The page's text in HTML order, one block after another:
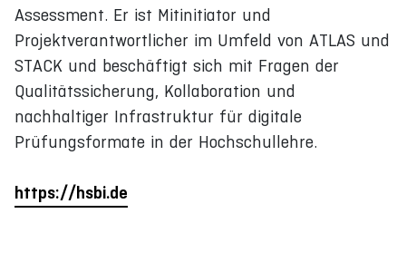
Assessment. Er ist Mitinitiator und
Projektverantwortlicher im Umfeld von ATLAS und
STACK und beschäftigt sich mit Fragen der
Qualitätssicherung, Kollaboration und
nachhaltiger Infrastruktur für digitale
Prüfungsformate in der Hochschullehre.
https://hsbi.de